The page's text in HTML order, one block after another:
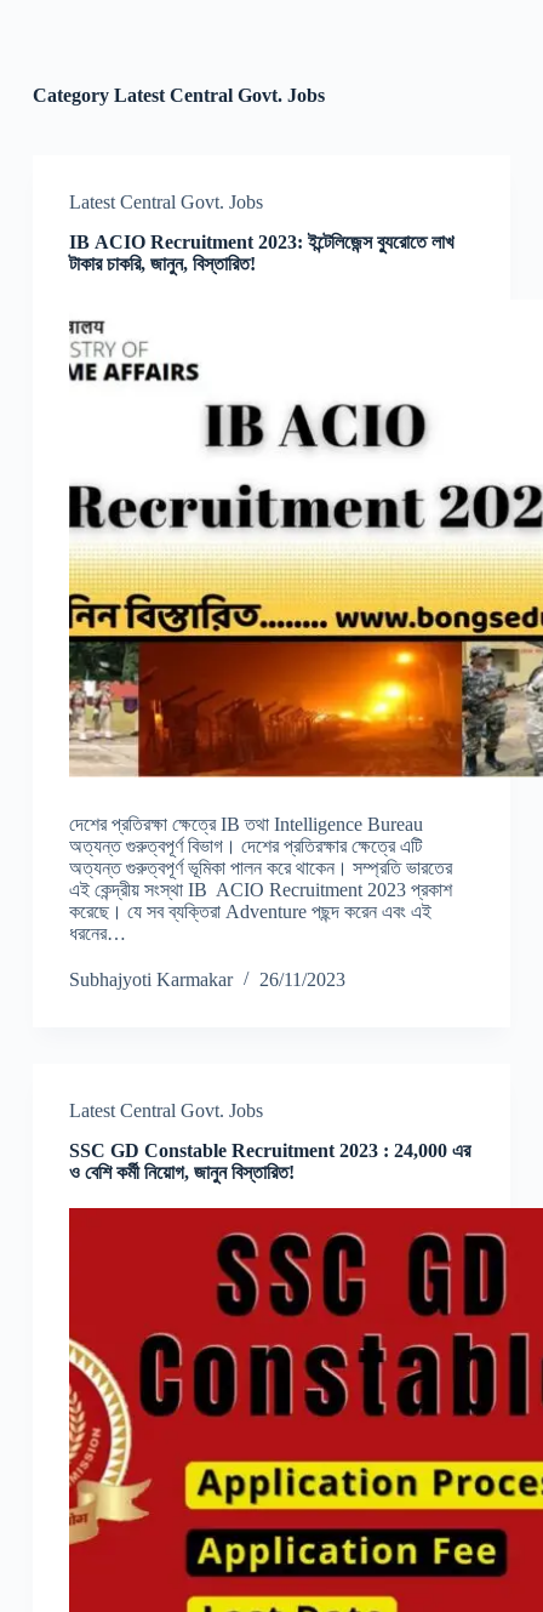
CategoryLatest Central Govt. Jobs
Latest Central Govt. Jobs
IB ACIO Recruitment 2023: ইন্টেলিজেন্স ব্যুরোতে লাখ
টাকার চাকরি, জানুন, বিস্তারিত!
দেশের প্রতিরক্ষা ক্ষেত্রে IB তথা Intelligence Bureau
অত্যন্ত গুরুত্বপূর্ণ বিভাগ। দেশের প্রতিরক্ষার ক্ষেত্রে এটি
অত্যন্ত গুরুত্বপূর্ণ ভূমিকা পালন করে থাকেন। সম্প্রতি ভারতের
এই কেন্দ্রীয় সংস্থা IB ACIO Recruitment 2023 প্রকাশ
করেছে। যে সব ব্যক্তিরা Adventure পছন্দ করেন এবং এই
ধরনের…
Subhajyoti Karmakar 26/11/2023
Latest Central Govt. Jobs
SSC GD Constable Recruitment 2023 : 24,000 এর
ও বেশি কর্মী নিয়োগ, জানুন বিস্তারিত!